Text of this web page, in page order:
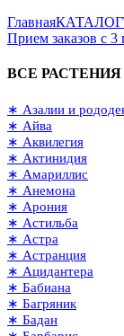
ГлавнаяКАТАЛОГ
Прием заказов с
ВСЕ РАСТЕНИЯ
∗ Азалии и
∗ Айва
∗ Аквилегия
∗ Актинидия
∗ Амариллис
∗ Анемона
∗ Арония
∗ Астильба
∗ Астра
∗ Астранция
∗ Ацидантера
∗ Бабиана
∗ Багряник
∗ Бадан